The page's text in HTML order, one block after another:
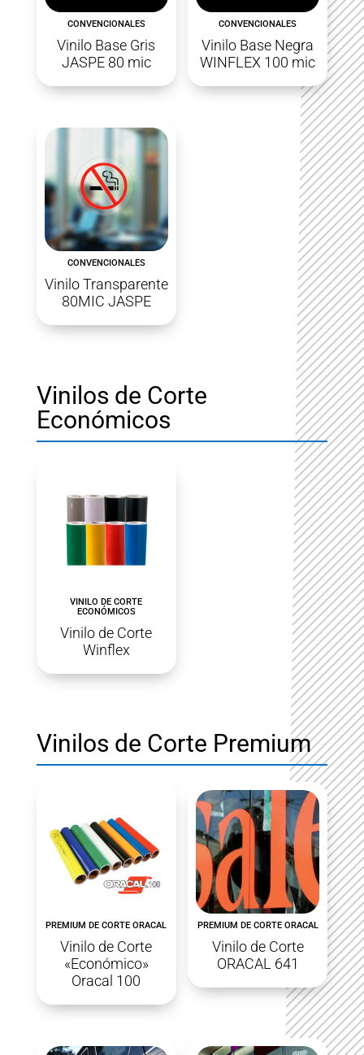
CONVENCIONALES
Vinilo Base Gris
JASPE 80 mic
CONVENCIONALES
Vinilo Base Negra
WINFLEX 100 mic
CONVENCIONALES
Vinilo Transparente
80MIC JASPE
Vinilos de Corte
Económicos
VINILO DE CORTE
ECONÓMICOS
Vinilo de Corte
Winflex
Vinilos de Corte Premium
PREMIUM DE CORTE ORACAL
Vinilo de Corte
«Económico»
Oracal 100
PREMIUM DE CORTE ORACAL
Vinilo de Corte
ORACAL 641